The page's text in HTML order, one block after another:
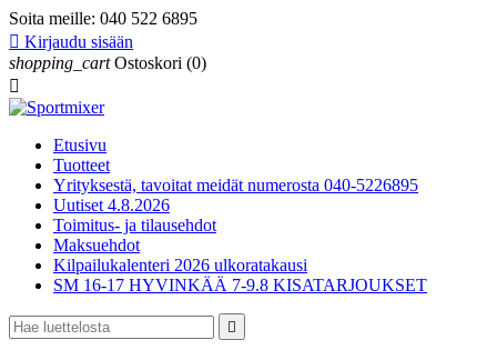
Soita meille: 040 522 6895
 Kirjaudu sisään
shopping_cart Ostoskori (0)

Etusivu
Tuotteet
Yrityksestä, tavoitat meidät numerosta 040-5226895
Uutiset 4.8.2026
Toimitus- ja tilausehdot
Maksuehdot
Kilpailukalenteri 2026 ulkoratakausi
SM 16-17 HYVINKÄÄ 7-9.8 KISATARJOUKSET
